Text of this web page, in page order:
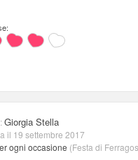
Giorgia Stella
il 19 settembre 2017
ogni occasione (Festa di